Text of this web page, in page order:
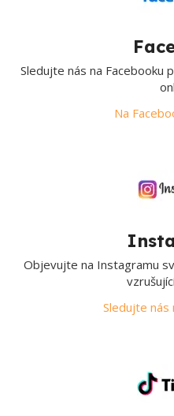
Sledujte nás na Facebooku
Na
Objevujte na Instagramu
Sledujte nás